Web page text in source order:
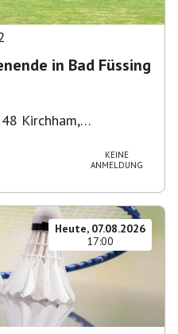
in Bad Füssing
Kirchham,
KEINE
ANMELDUNG
Heute, 07.08.2026
17:00